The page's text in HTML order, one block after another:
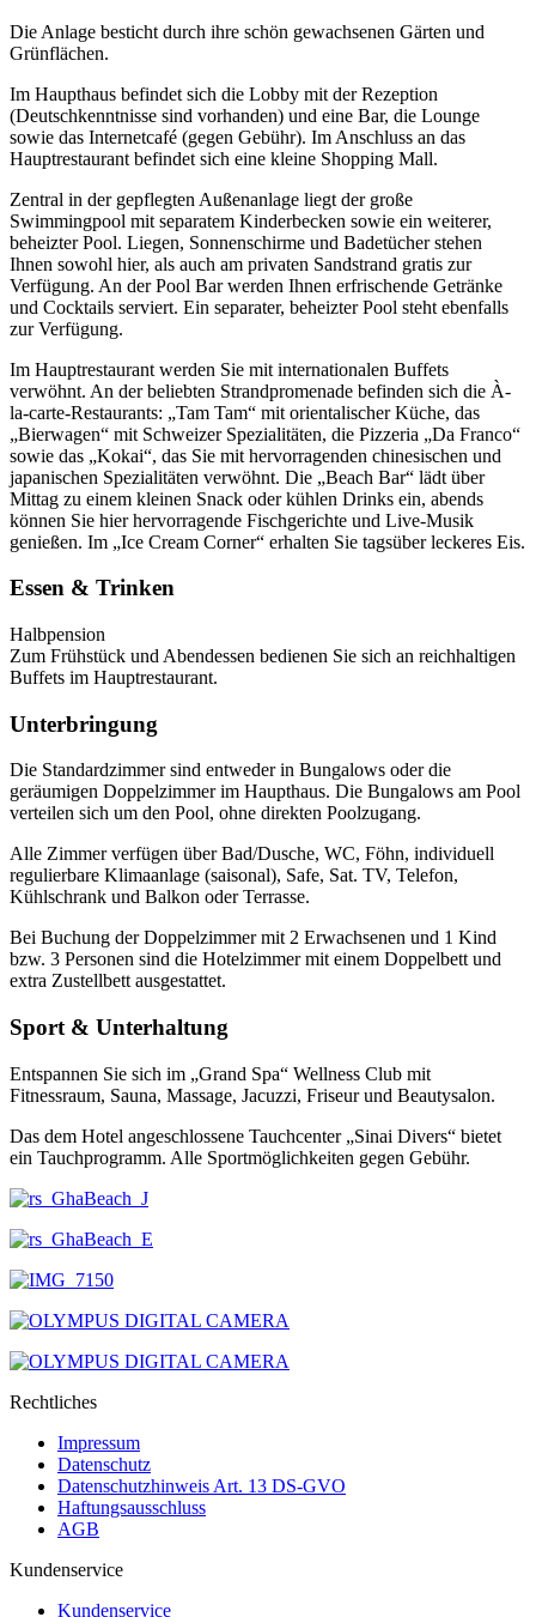
Die Anlage besticht durch ihre schön gewachsenen Gärten und
Grünflächen.
Im Haupthaus befindet sich die Lobby mit der Rezeption
(Deutschkenntnisse sind vorhanden) und eine Bar, die Lounge
sowie das Internetcafé (gegen Gebühr). Im Anschluss an das
Hauptrestaurant befindet sich eine kleine Shopping Mall.
Zentral in der gepflegten Außenanlage liegt der große
Swimmingpool mit separatem Kinderbecken sowie ein weiterer,
beheizter Pool. Liegen, Sonnenschirme und Badetücher stehen
Ihnen sowohl hier, als auch am privaten Sandstrand gratis zur
Verfügung. An der Pool Bar werden Ihnen erfrischende Getränke
und Cocktails serviert. Ein separater, beheizter Pool steht ebenfalls
zur Verfügung.
Im Hauptrestaurant werden Sie mit internationalen Buffets
verwöhnt. An der beliebten Strandpromenade befinden sich die À-
la-carte-Restaurants: „Tam Tam“ mit orientalischer Küche, das
„Bierwagen“ mit Schweizer Spezialitäten, die Pizzeria „Da Franco“
sowie das „Kokai“, das Sie mit hervorragenden chinesischen und
japanischen Spezialitäten verwöhnt. Die „Beach Bar“ lädt über
Mittag zu einem kleinen Snack oder kühlen Drinks ein, abends
können Sie hier hervorragende Fischgerichte und Live-Musik
genießen. Im „Ice Cream Corner“ erhalten Sie tagsüber leckeres Eis.
Essen & Trinken
Halbpension
Zum Frühstück und Abendessen bedienen Sie sich an reichhaltigen
Buffets im Hauptrestaurant.
Unterbringung
Die Standardzimmer sind entweder in Bungalows oder die
geräumigen Doppelzimmer im Haupthaus. Die Bungalows am Pool
verteilen sich um den Pool, ohne direkten Poolzugang.
Alle Zimmer verfügen über Bad/Dusche, WC, Föhn, individuell
regulierbare Klimaanlage (saisonal), Safe, Sat. TV, Telefon,
Kühlschrank und Balkon oder Terrasse.
Bei Buchung der Doppelzimmer mit 2 Erwachsenen und 1 Kind
bzw. 3 Personen sind die Hotelzimmer mit einem Doppelbett und
extra Zustellbett ausgestattet.
Sport & Unterhaltung
Entspannen Sie sich im „Grand Spa“ Wellness Club mit
Fitnessraum, Sauna, Massage, Jacuzzi, Friseur und Beautysalon.
Das dem Hotel angeschlossene Tauchcenter „Sinai Divers“ bietet
ein Tauchprogramm. Alle Sportmöglichkeiten gegen Gebühr.
Rechtliches
Impressum
Datenschutz
Datenschutzhinweis Art. 13 DS-GVO
Haftungsausschluss
AGB
Kundenservice
Kundenservice